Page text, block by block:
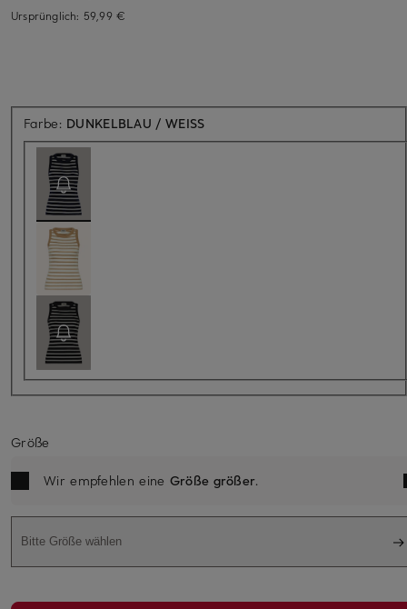
Ursprünglich: 59,99 €
Farbe: DUNKELBLAU / WEISSAktuell nicht verfügbar
Größe
Wir empfehlen eine Größe größer.
Bitte Größe wählen